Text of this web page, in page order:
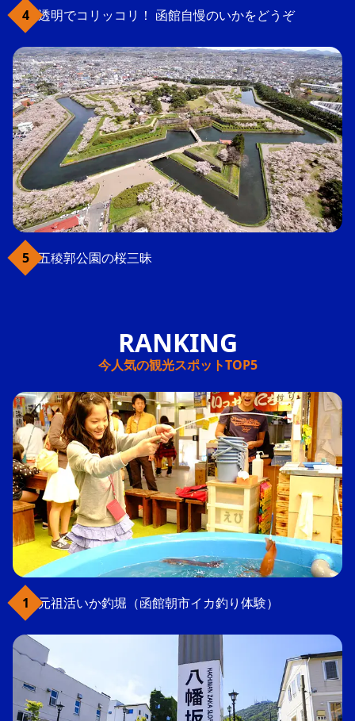
透明でコリッコリ！ 函館自慢のいかをどうぞ
五稜郭公園の桜三昧
今人気の観光スポットTOP5
元祖活いか釣堀（函館朝市イカ釣り体験）